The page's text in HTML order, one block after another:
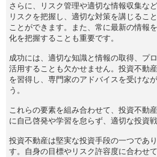
さらに、リスク管理や適切な情報収集な
リスクを把握し、適切な対策を講じるこ
ことができます。また、常に最新の情報
化を把握することも重要です。
成功には、適切な知識と情報の取得、プ
活用することも欠かせません。投資不動
を習得し、専門家のアドバイスを受けな
う。
これらの要素を組み合わせて、投資不動
に自己啓発や学習を怠らず、適切な投資
投資不動産は堅実な投資手段の一つであ
す。自身の目標やリスク許容度に合わせ